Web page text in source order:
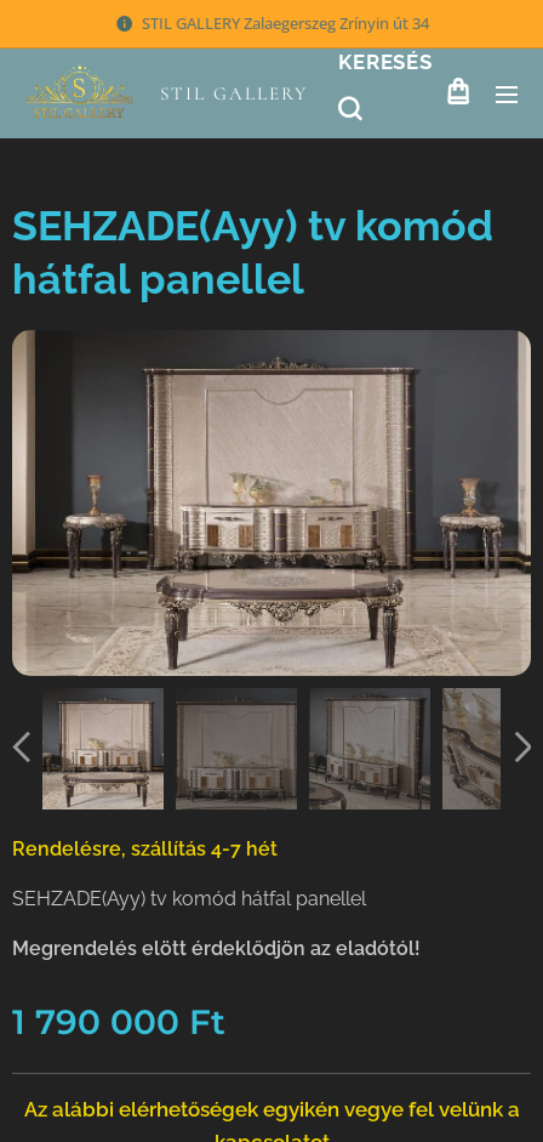
STIL GALLERY Zalaegerszeg Zrínyin út 34
STIL GALLERY
KERESÉS
SEHZADE(Ayy) tv komód
hátfal panellel
Rendelésre, szállítás 4-7 hét
SEHZADE(Ayy) tv komód hátfal panellel
Megrendelés elött érdeklődjön az eladótól!
1 790 000 Ft
Az alábbi elérhetőségek egyikén vegye fel velünk a